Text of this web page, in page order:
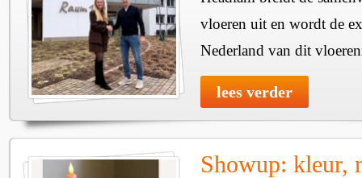
vloeren uit en wordt de
Nederland van dit
lees verder
Showup: kleur,